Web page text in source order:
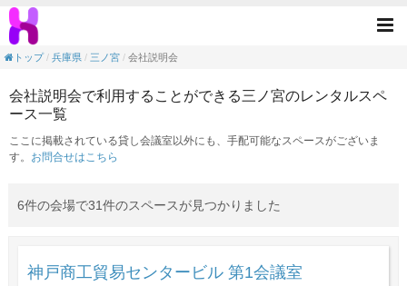
会社説明会の目的で利用できる三ノ宮駅の
トップ
兵庫県 三ノ宮 会社説明会
会社説明会で利用することができる三ノ宮のレンタルスペ
ース一覧
ここに掲載されている貸し会議室以外にも、手配可能なスペースがございま
す。 お問合せはこちら
6件の会場で31件のスペースが見つかりました
神戸商工貿易センタービル 第1会議室